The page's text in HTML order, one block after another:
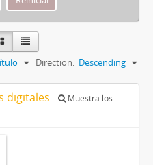
Direction: Descending
digitales
Muestra los